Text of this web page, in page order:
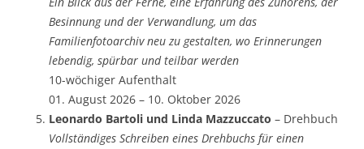
Besinnung und der Verwandlung, um das
Familienfotoarchiv neu zu gestalten, wo Erinnerungen
lebendig, spürbar und teilbar werden
10-wöchiger Aufenthalt
01. August 2026 – 10. Oktober 2026
Leonardo Bartoli und Linda Mazzuccato – Drehbuch
Vollständiges Schreiben eines Drehbuchs für einen